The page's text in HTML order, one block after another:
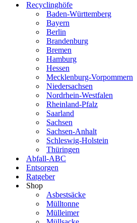
Recyclinghöfe
Baden-Württemberg
Bayern
Berlin
Brandenburg
Bremen
Hamburg
Hessen
Mecklenburg-Vorpommern
Niedersachsen
Nordrhein-Westfalen
Rheinland-Pfalz
Saarland
Sachsen
Sachsen-Anhalt
Schleswig-Holstein
Thüringen
Abfall-ABC
Entsorgen
Ratgeber
Shop
Asbestsäcke
Mülltonne
Mülleimer